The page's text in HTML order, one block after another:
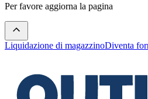
Per favore aggiorna la pagina
Liquidazione di magazzinoDiventa